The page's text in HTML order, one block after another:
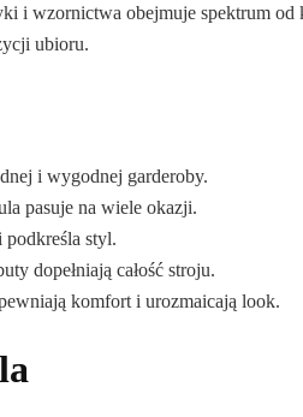
i wzornictwa obejmuje spektrum
ubioru.
i wygodnej garderoby.
pasuje na wiele okazji.
styl.
dopełniają całość stroju.
komfort i urozmaicają look.